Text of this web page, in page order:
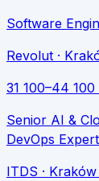
Software
Revolut ·
31 100–44 100
Senior AI &
DevOps
ITDS · Kraków